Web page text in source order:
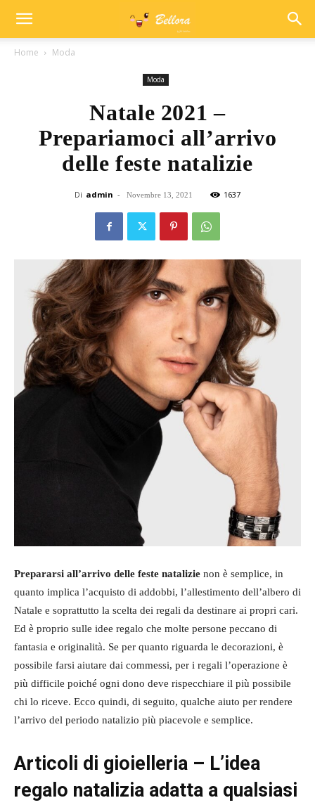
Home Moda
Moda
Natale 2021 –
Prepariamoci all’arrivo
delle feste natalizie
Di admin - Novembre 13, 2021 1637
Prepararsi all’arrivo delle feste natalizie non è semplice, in
quanto implica l’acquisto di addobbi, l’allestimento dell’albero di
Natale e soprattutto la scelta dei regali da destinare ai propri cari.
Ed è proprio sulle idee regalo che molte persone peccano di
fantasia e originalità. Se per quanto riguarda le decorazioni, è
possibile farsi aiutare dai commessi, per i regali l’operazione è
più difficile poiché ogni dono deve rispecchiare il più possibile
chi lo riceve. Ecco quindi, di seguito, qualche aiuto per rendere
l’arrivo del periodo natalizio più piacevole e semplice.
Articoli di gioielleria – L’idea
regalo natalizia adatta a qualsiasi